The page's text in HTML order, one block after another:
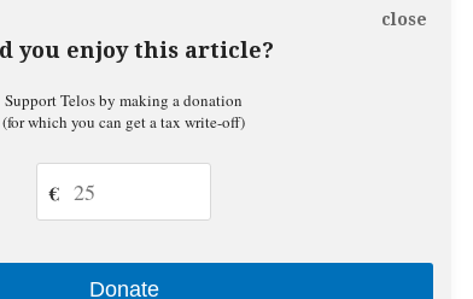
you enjoy this article?
close
Support Telos by making a donation
(for which you can get a tax write-off)
€
Donate